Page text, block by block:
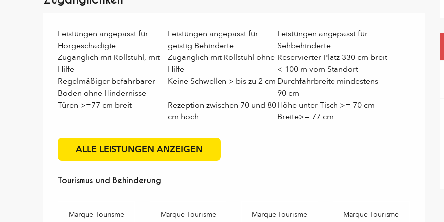
Leistungen angepasst für
Hörgeschädigte
Leistungen angepasst für
geistig Behinderte
Leistungen angepasst für
Sehbehinderte
Zugänglich mit Rollstuhl, mit
Hilfe
Zugänglich mit Rollstuhl ohne
Hilfe
Reservierter Platz 330 cm breit
< 100 m vom Standort
Regelmäßiger befahrbarer
Boden ohne Hindernisse
Keine Schwellen > bis zu 2 cm Durchfahrbreite mindestens
90 cm
Türen >=77 cm breit
Rezeption zwischen 70 und 80
cm hoch
Höhe unter Tisch >= 70 cm
Breite>= 77 cm
ALLE LEISTUNGEN ANZEIGEN
Tourismus und Behinderung
Tourismus und Behinderung
Marque Tourisme
Marque Tourisme
Marque Tourisme
Marque Tourisme